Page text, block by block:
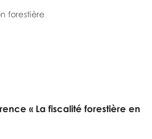
forestière
« La fiscalité forestière en